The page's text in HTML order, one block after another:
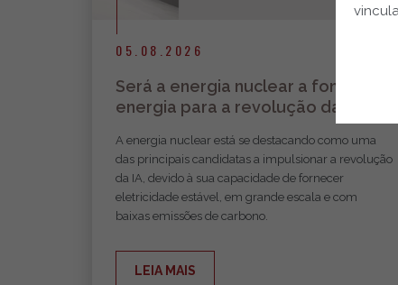
05.08.2026
Será a energia nuclear a fonte de
energia para a revolução da IA?
A energia nuclear está se destacando como uma
das principais candidatas a impulsionar a revolução
da IA, devido à sua capacidade de fornecer
eletricidade estável, em grande escala e com
baixas emissões de carbono.
LEIA MAIS